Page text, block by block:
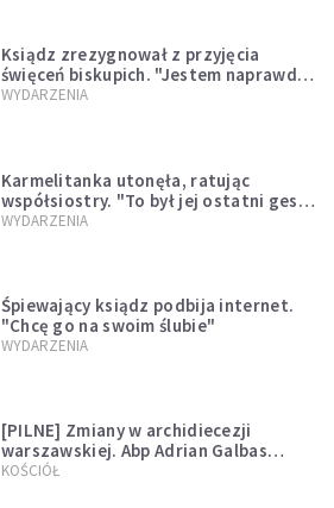
Ksiądz zrezygnował z przyjęcia
święceń biskupich. "Jestem naprawdę
niegodny"
WYDARZENIA
Karmelitanka utonęła, ratując
współsiostry. "To był jej ostatni gest
miłości"
WYDARZENIA
Śpiewający ksiądz podbija internet.
"Chcę go na swoim ślubie"
WYDARZENIA
[PILNE] Zmiany w archidiecezji
warszawskiej. Abp Adrian Galbas
wręczył dekrety nowym proboszczom
KOŚCIÓŁ